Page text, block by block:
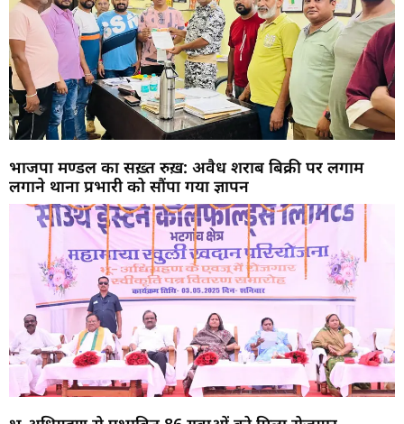
भाजपा मण्डल का सख़्त रुख़: अवैध शराब बिक्री पर लगाम
लगाने थाना प्रभारी को सौंपा गया ज्ञापन